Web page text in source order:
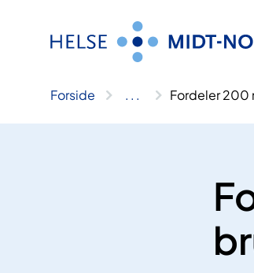
Forside .. . Fordeler 200